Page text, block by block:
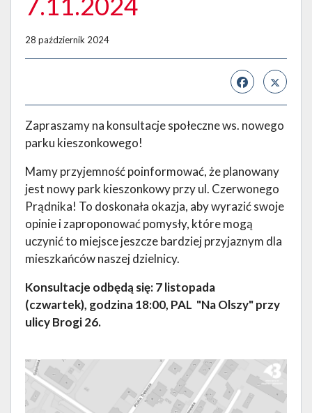
28 październik 2024
Zapraszamy na konsultacje społeczne ws. nowego
parku kieszonkowego!
Mamy przyjemność poinformować, że planowany
jest nowy park kieszonkowy przy ul. Czerwonego
Prądnika! To doskonała okazja, aby wyrazić swoje
opinie i zaproponować pomysły, które mogą
uczynić to miejsce jeszcze bardziej przyjaznym dla
mieszkańców naszej dzielnicy.
Konsultacje odbędą się:7 listopada
(czwartek), godzina 18:00, PAL "Na Olszy" przy
ulicy Brogi 26.